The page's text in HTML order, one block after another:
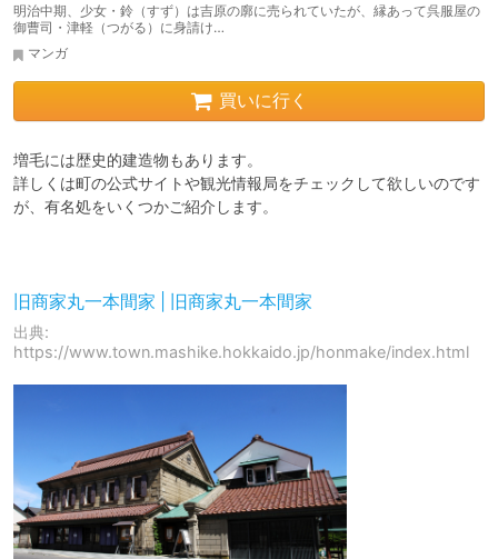
明治中期、少女・鈴（すず）は吉原の廓に売られていたが、縁あって呉服屋の
御曹司・津軽（つがる）に身請け…
マンガ
買いに行く
増毛には歴史的建造物もあります。
詳しくは町の公式サイトや観光情報局をチェックして欲しいのです
が、有名処をいくつかご紹介します。
旧商家丸一本間家 | 旧商家丸一本間家
出典:
https://www.town.mashike.hokkaido.jp/honmake/index.html